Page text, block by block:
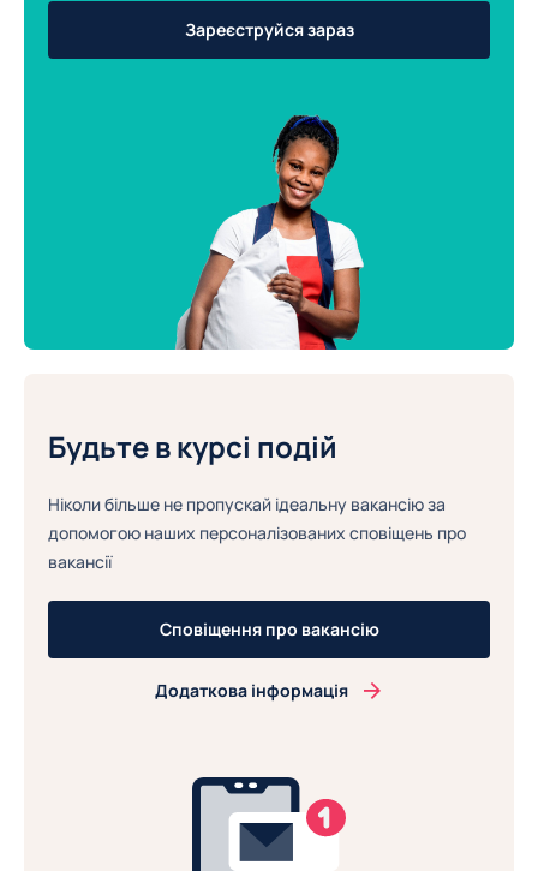
Зареєструйся зараз
Будьте в курсі подій
Ніколи більше не пропускай ідеальну вакансію за
допомогою наших персоналізованих сповіщень про
вакансії
Сповіщення про вакансію
Додаткова інформація